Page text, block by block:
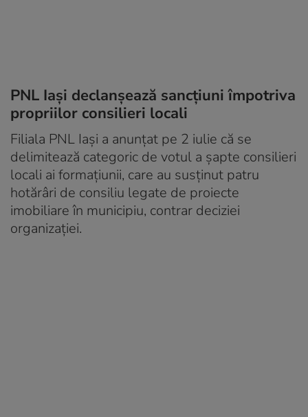
PNL Iaşi declanşează sancţiuni împotriva
propriilor consilieri locali
Filiala PNL Iaşi a anunţat pe 2 iulie că se
delimitează categoric de votul a șapte consilieri
locali ai formaţiunii, care au susţinut patru
hotărâri de consiliu legate de proiecte
imobiliare în municipiu, contrar deciziei
organizaţiei.